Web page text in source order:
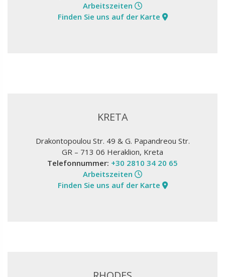
Arbeitszeiten
Finden Sie uns auf der Karte
KRETA
Drakontopoulou Str. 49 & G. Papandreou Str.
GR – 713 06 Heraklion, Kreta
Telefonnummer: +30 2810 34 20 65
Arbeitszeiten
Finden Sie uns auf der Karte